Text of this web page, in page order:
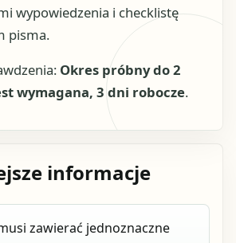
wypowiedzenia i checklistę
pisma.
Okres próbny do 2
wymagana, 3 dni robocze.
informacje
zawierać jednoznaczne